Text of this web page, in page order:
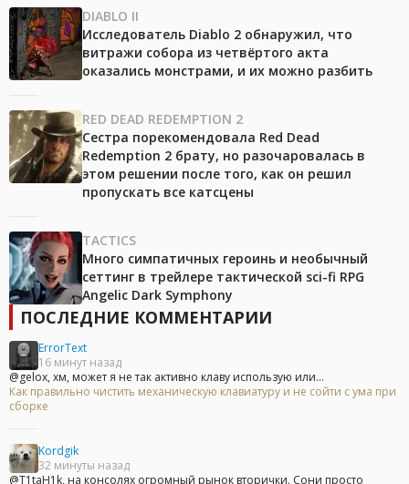
DIABLO II
Исследователь Diablo 2 обнаружил, что
витражи собора из четвёртого акта
оказались монстрами, и их можно разбить
RED DEAD REDEMPTION 2
Сестра порекомендовала Red Dead
Redemption 2 брату, но разочаровалась в
этом решении после того, как он решил
пропускать все катсцены
TACTICS
Много симпатичных героинь и необычный
сеттинг в трейлере тактической sci-fi RPG
Angelic Dark Symphony
ПОСЛЕДНИЕ КОММЕНТАРИИ
ErrorText
16 минут назад
@gelox, хм, может я не так активно клаву использую или...
Как правильно чистить механическую клавиатуру и не сойти с ума при
сборке
Kordgik
32 минуты назад
@T1taH1k, на консолях огромный рынок вторички. Сони просто